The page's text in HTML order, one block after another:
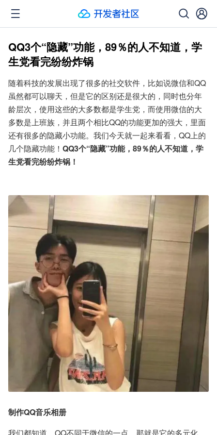
QQ3个“隐藏”功能，89％的人不知道，学
生党看完纷纷炸锅
随着科技的发展出现了很多的社交软件，比如说微信和QQ
虽然都可以聊天，但是它的区别还是很大的，同时也分年
龄层次，使用这些的大多数都是学生党，而使用微信的大
多数是上班族，并且两个相比QQ的功能更加的强大，里面
还有很多的隐藏小功能。我们今天就一起来看看，QQ上的
几个隐藏功能！ QQ3个“隐藏”功能，89％的人不知道，学
生党看完纷纷炸锅！
制作QQ音乐相册
我们都知道，QQ不同于微信的一点，那就是它的多元化，